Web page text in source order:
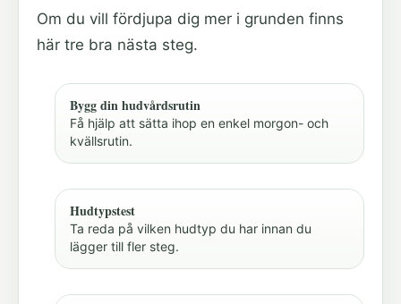
Om du vill fördjupa dig mer i grunden finns
här tre bra nästa steg.
Bygg din hudvårdsrutin
Få hjälp att sätta ihop en enkel morgon- och
kvällsrutin.
Hudtypstest
Ta reda på vilken hudtyp du har innan du
lägger till fler steg.